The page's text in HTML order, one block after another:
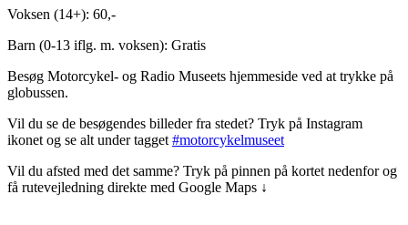
Voksen (14+): 60,-
Barn (0-13 iflg. m. voksen): Gratis
Besøg Motorcykel- og Radio Museets hjemmeside ved at trykke på
globussen.
Vil du se de besøgendes billeder fra stedet? Tryk på Instagram
ikonet og se alt under tagget #motorcykelmuseet
Vil du afsted med det samme? Tryk på pinnen på kortet nedenfor og
få rutevejledning direkte med Google Maps ↓